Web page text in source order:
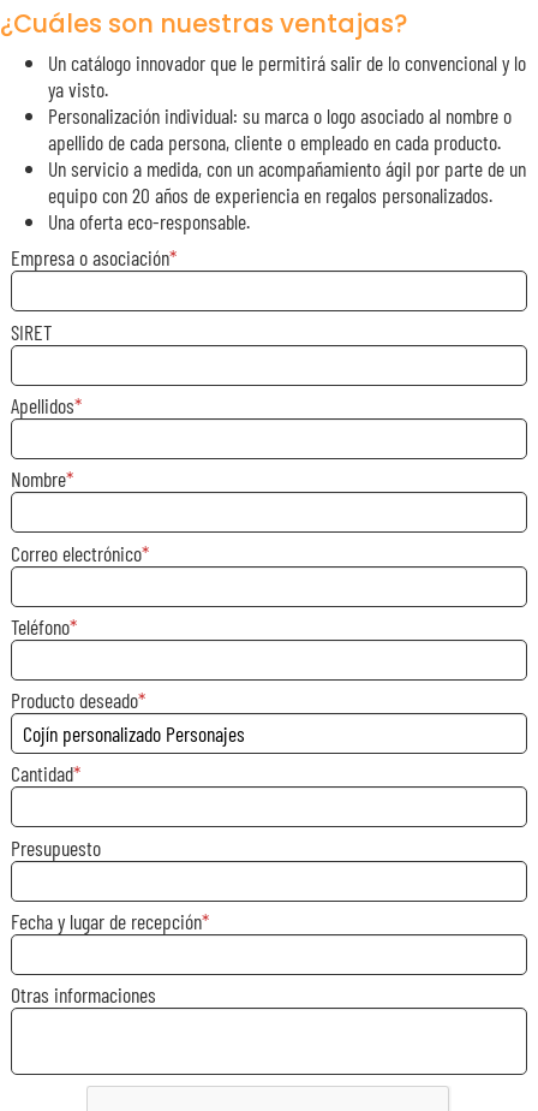
¿Cuáles son nuestras ventajas?
Un catálogo innovador que le permitirá salir de lo convencional y lo
ya visto.
Personalización individual: su marca o logo asociado al nombre o
apellido de cada persona, cliente o empleado en cada producto.
Un servicio a medida, con un acompañamiento ágil por parte de un
equipo con 20 años de experiencia en regalos personalizados.
Una oferta eco-responsable.
Empresa o asociación
SIRET
Apellidos
Nombre
Correo electrónico
Teléfono
Producto deseado
Cantidad
Presupuesto
Fecha y lugar de recepción
Otras informaciones